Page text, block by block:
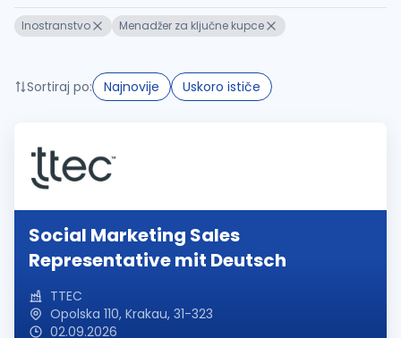
Inostranstvo Menadžer za ključne kupce
Sortiraj po: Najnovije Uskoro ističe
Social Marketing Sales
Representative mit Deutsch
TTEC
Opolska 110, Krakau, 31-323
02.09.2026